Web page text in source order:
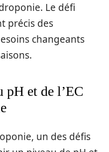
Le défi
précis des
changeants
pH et de l’EC
un des défis